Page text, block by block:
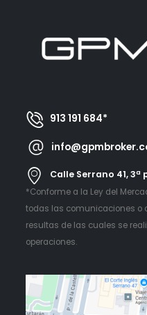
913 191 684*
Calle Serrano 41, 3ª
*Conforme a la Ley del
todas las comunicaciones o
resultas de las cuales se
operaciones.